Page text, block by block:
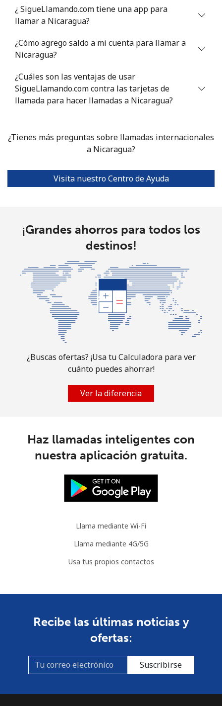
Línea fija ⁦11.9p⁩ 84 min por ⁦£10⁩
Niue
All
country
⁦130.5p⁩ 7 min por ⁦£10⁩
⁦124.9p⁩ 8 min por ⁦£10⁩
North Korea
Línea fija ⁦0.5p⁩
2000 min por
⁦£10⁩
⁦0.8p⁩
1250 min por
⁦£10⁩
¿ SigueLlamando.com tiene una app para
llamar a Nicaragua?
¿Cómo agrego saldo a mi cuenta para llamar a
Nicaragua?
¿Cuáles son las ventajas de usar
SigueLlamando.com contra las tarjetas de
llamada para hacer llamadas a Nicaragua?
¿Tienes más preguntas sobre llamadas internacionales
a Nicaragua?
Visita nuestro Centro de Ayuda
¡Grandes ahorros para todos los
destinos!
¿Buscas ofertas? ¡Usa tu Calculadora para ver
cuánto puedes ahorrar!
Ver la diferencia
Haz llamadas inteligentes con
nuestra aplicación gratuita.
Llama mediante Wi-Fi
Llama mediante 4G/5G
Usa tus propios contactos
Recibe las últimas noticias y
ofertas:
Suscribirse